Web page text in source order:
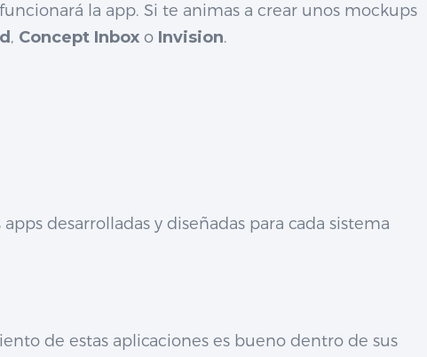
la app. Si te animas a crear unos mockups
, Concept Inbox o Invision.
desarrolladas y diseñadas para cada sistema
de estas aplicaciones es bueno dentro de sus